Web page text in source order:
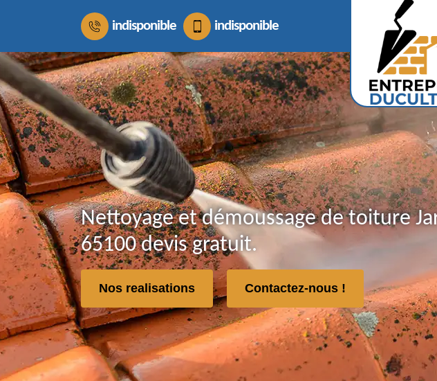
indisponible indisponible
Nettoyage et démoussage de toiture
65100 devis gratuit.
Nos realisations Contactez-nous !